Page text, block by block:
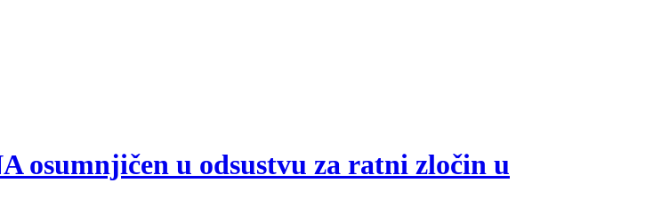
osumnjičen u odsustvu za ratni zločin u